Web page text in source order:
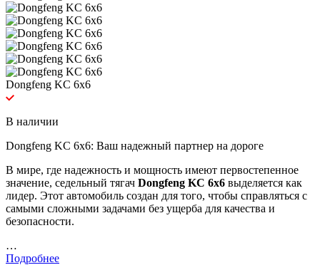
Dongfeng KC 6x6
В наличии
Dongfeng KC 6x6: Ваш надежный партнер на дороге
В мире, где надежность и мощность имеют первостепенное
значение, седельный тягач Dongfeng KC 6x6 выделяется как
лидер. Этот автомобиль создан для того, чтобы справляться с
самыми сложными задачами без ущерба для качества и
безопасности.
…
Подробнее